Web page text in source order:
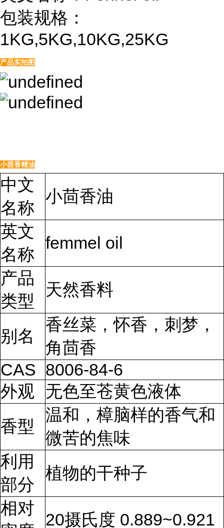
包装规格：
1KG,5KG,10KG,25KG
产品实拍图
小茴香精油
中文
名称
小茴香油
英文
名称
femmel oil
产品
类型
天然香料
别名
香丝菜，怀香，刺梦，
角茴香
CAS 8006-84-6
外观
无色至苍黄色液体
香型
温和，樟脑样的香气和
微苦的焦味
利用
部分
植物的干种子
相对
20摄氏度 0.889~0.921